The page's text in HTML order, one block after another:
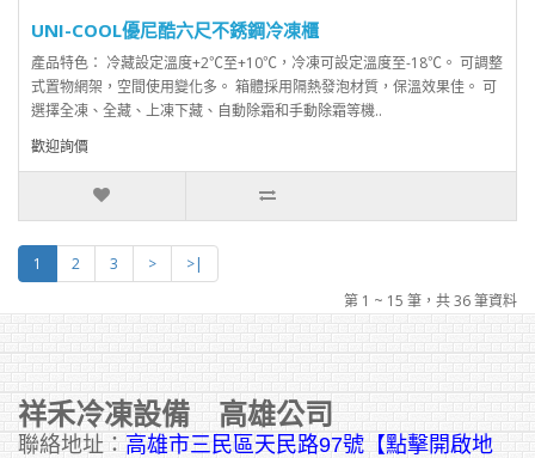
UNI-COOL優尼酷六尺不銹鋼冷凍櫃
產品特色： 冷藏設定溫度+2℃至+10℃，冷凍可設定溫度至-18℃。 可調整
式置物網架，空間使用變化多。 箱體採用隔熱發泡材質，保溫效果佳。 可
選擇全凍、全藏、上凍下藏、自動除霜和手動除霜等機..
歡迎詢價
1 2 3 >
>|
第 1 ~ 15 筆，共 36 筆資料
祥禾冷凍設備 高雄公司
聯絡地址： 高雄市三民區天民路97號【點擊開啟地